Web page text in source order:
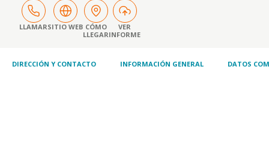
LLAMARSITIO WEB CÓMO
LLEGAR
VER
INFORME
DIRECCIÓN Y CONTACTO INFORMACIÓN GENERAL DATOS